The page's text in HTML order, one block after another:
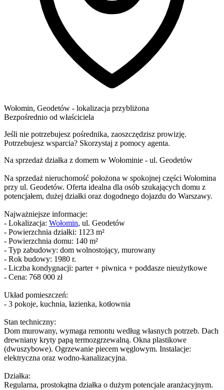
Wołomin, Geodetów - lokalizacja przybliżona
Bezpośrednio od właściciela
Jeśli nie potrzebujesz pośrednika, zaoszczędzisz prowizję.
Potrzebujesz wsparcia? Skorzystaj z pomocy agenta.
Na sprzedaż działka z domem w Wołominie - ul. Geodetów
Na sprzedaż nieruchomość położona w spokojnej części Wołomina
przy ul. Geodetów. Oferta idealna dla osób szukających domu z
potencjałem, dużej działki oraz dogodnego dojazdu do Warszawy.
Najważniejsze informacje:
- Lokalizacja: Wołomin, ul. Geodetów
- Powierzchnia działki: 1123 m²
- Powierzchnia domu: 140 m²
- Typ zabudowy: dom wolnostojący, murowany
- Rok budowy: 1980 r.
- Liczba kondygnacji: parter + piwnica + poddasze nieużytkowe
- Cena: 768 000 zł
Układ pomieszczeń:
- 3 pokoje, kuchnia, łazienka, kotłownia
Stan techniczny:
Dom murowany, wymaga remontu według własnych potrzeb. Dach
drewniany kryty papą termozgrzewalną. Okna plastikowe
(dwuszybowe). Ogrzewanie piecem węglowym. Instalacje:
elektryczna oraz wodno-kanalizacyjna.
Działka:
Regularna, prostokątna działka o dużym potencjale aranżacyjnym.